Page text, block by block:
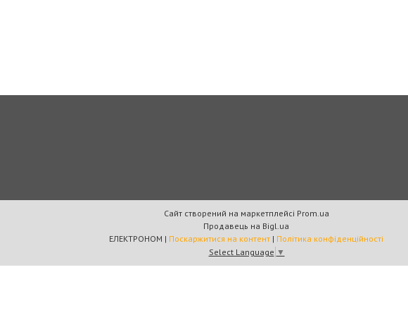
Сайт створений на маркетплейсі Prom.ua
Продавець на Bigl.ua
ЕЛЕКТРОНОМ | Поскаржитися на контент | Політика конфіденційності
Select Language ▼